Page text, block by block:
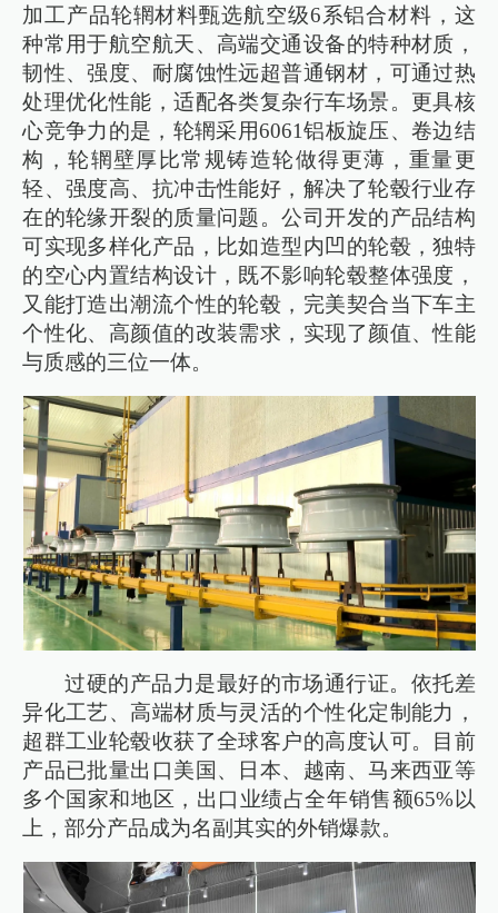
加工产品轮辋材料甄选航空级6系铝合材料，这
种常用于航空航天、高端交通设备的特种材质，
韧性、强度、耐腐蚀性远超普通钢材，可通过热
处理优化性能，适配各类复杂行车场景。更具核
心竞争力的是，轮辋采用6061铝板旋压、卷边结
构，轮辋壁厚比常规铸造轮做得更薄，重量更
轻、强度高、抗冲击性能好，解决了轮毂行业存
在的轮缘开裂的质量问题。公司开发的产品结构
可实现多样化产品，比如造型内凹的轮毂，独特
的空心内置结构设计，既不影响轮毂整体强度，
又能打造出潮流个性的轮毂，完美契合当下车主
个性化、高颜值的改装需求，实现了颜值、性能
与质感的三位一体。
过硬的产品力是最好的市场通行证。依托差
异化工艺、高端材质与灵活的个性化定制能力，
超群工业轮毂收获了全球客户的高度认可。目前
产品已批量出口美国、日本、越南、马来西亚等
多个国家和地区，出口业绩占全年销售额65%以
上，部分产品成为名副其实的外销爆款。